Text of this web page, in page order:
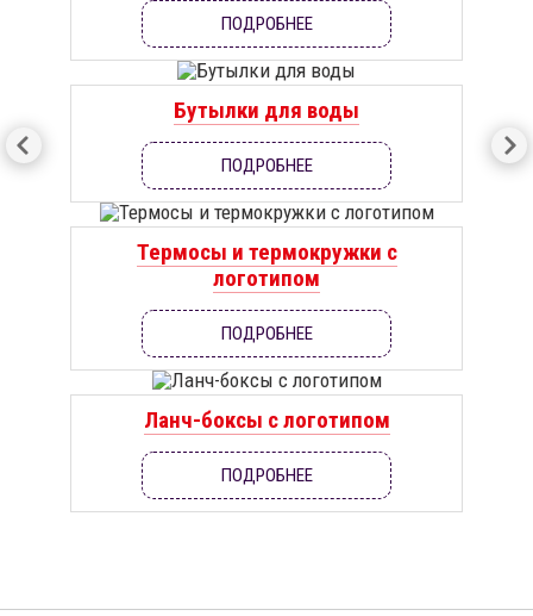
ПОДРОБНЕЕ
Бутылки для воды
ПОДРОБНЕЕ
Термосы и термокружки с
логотипом
ПОДРОБНЕЕ
Ланч-боксы с логотипом
ПОДРОБНЕЕ